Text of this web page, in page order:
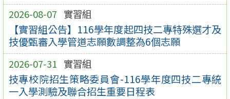
2026-08-07 實習組
【實習組公告】116學年度起四技二專特殊選才及
技優甄審入學管道志願數調整為6個志願
2026-07-31 實習組
技專校院招生策略委員會-116學年度四技二專統
一入學測驗及聯合招生重要日程表